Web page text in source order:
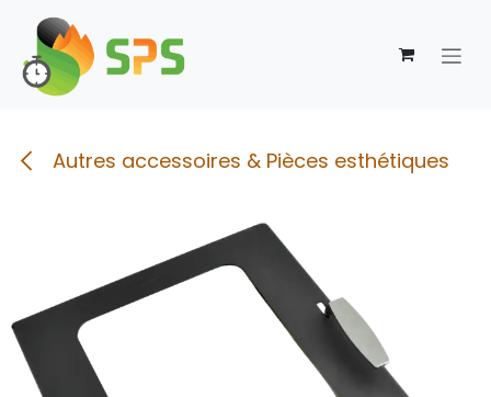
Se rendre au contenu
Autres accessoires & Pièces esthétiques